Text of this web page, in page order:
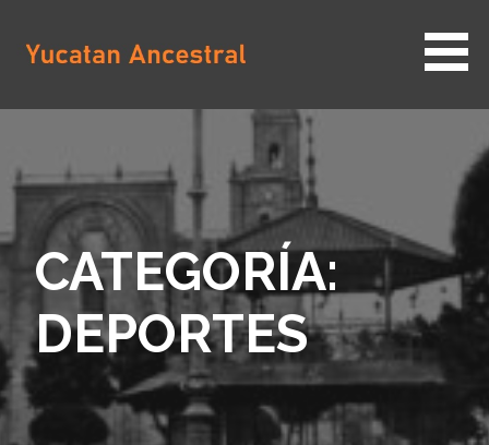
contenido
YUCATAN ANCESTRAL
CATEGORÍA:
DEPORTES